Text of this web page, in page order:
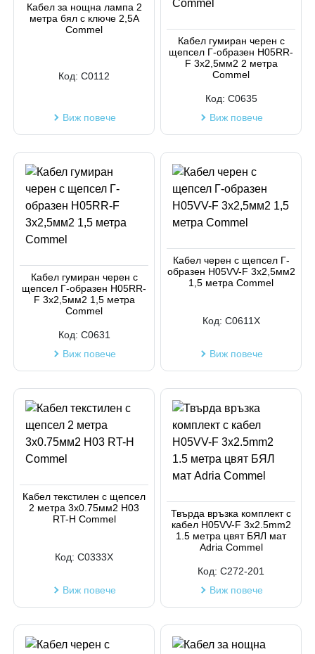
Кабел за нощна лампа 2
метра бял с ключе 2,5А
Commel
Код: C0112
Виж повече
Кабел гумиран черен с
щепсел Г-образен H05RR-
F 3х2,5мм2 2 метра
Commel
Код: C0635
Виж повече
Кабел гумиран черен с
щепсел Г-образен H05RR-
F 3х2,5мм2 1,5 метра
Commel
Код: C0631
Виж повече
Кабел черен с щепсел Г-
образен H05VV-F 3х2,5мм2
1,5 метра Commel
Код: C0611X
Виж повече
Кабел текстилен с щепсел
2 метра 3х0.75мм2 H03
RT-H Commel
Код: C0333X
Виж повече
Твърда връзка комплект с
кабел H05VV-F 3x2.5mm2
1.5 метра цвят БЯЛ мат
Adria Commel
Код: C272-201
Виж повече